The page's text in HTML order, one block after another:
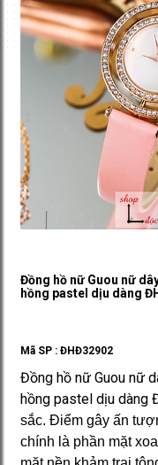
Đồng hồ nữ Guou nữ
hồng pastel dịu dàng
Mã SP : ĐHĐ32902
Đồng hồ nữ Guou nữ
hồng pastel dịu dàng
sắc. Điểm gây ấn
chính là phần mặt